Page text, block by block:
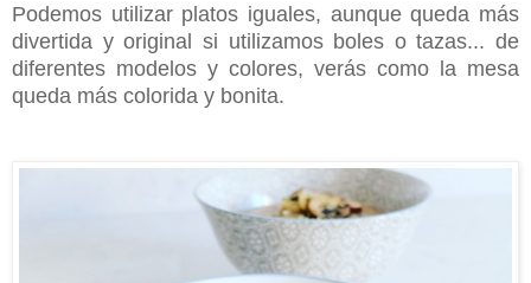
Podemos utilizar platos iguales, aunque queda más
divertida y original si utilizamos boles o tazas... de
diferentes modelos y colores, verás como la mesa
queda más colorida y bonita.